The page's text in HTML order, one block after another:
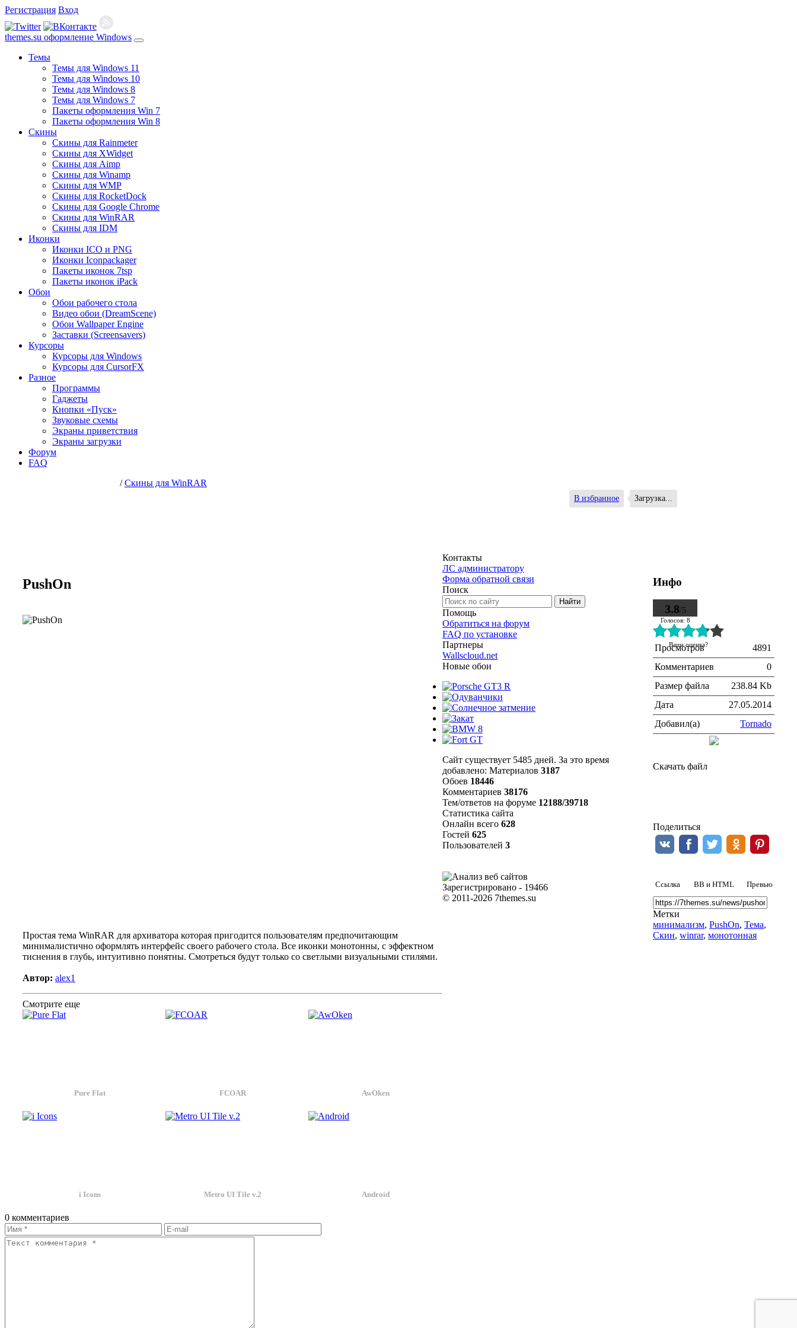
Регистрация Вход
themes.su оформление Windows
Темы
Темы для Windows 11
Темы для Windows 10
Темы для Windows 8
Темы для Windows 7
Пакеты оформления Win 7
Пакеты оформления Win 8
Скины
Скины для Rainmeter
Скины для XWidget
Скины для Aimp
Скины для Winamp
Скины для WMP
Скины для RocketDock
Скины для Google Chrome
Скины для WinRAR
Скины для IDM
Иконки
Иконки ICO и PNG
Иконки Iconpackager
Пакеты иконок 7tsp
Пакеты иконок iPack
Обои
Обои рабочего стола
Видео обои (DreamScene)
Обои Wallpaper Engine
Заставки (Screensavers)
Курсоры
Курсоры для Windows
Курсоры для CursorFX
Разное
Программы
Гаджеты
Кнопки «Пуск»
Звуковые схемы
Экраны приветствия
Экраны загрузки
Форум
FAQ
/Скины для WinRAR
Загрузка...
В избранное
PushOn
Простая тема WinRAR для архиватора которая пригодится пользователям предпочитающим
минималистично оформлять интерфейс своего рабочего стола. Все иконки монотонны, с эффектном
тиснения в глубь, интуитивно понятны. Смотреться будут только со светлыми визуальными стилями.
Автор: alex1
Смотрите еще
Pure Flat FCOAR AwOken
i Icons Metro UI Tile v.2 Android
0 комментариев
Инфо
3.8/5
Голосов: 8
Ваша оценка?
Просмотров
4891
Комментариев
0
Размер файла
238.84 Kb
Дата
27.05.2014
Добавил(а)
Tornado
Как установить
Скачать файл
Поделиться
Ссылка BB и HTML Превью
Метки
минимализм, PushOn, Тема,
Скин, winrar, монотонная
Контакты
ЛС администратору
Форма обратной связи
Поиск
Помощь
Обратиться на форум
FAQ по установке
Партнеры
Wallscloud.net
Новые обои
Сайт существует 5485 дней. За это время
добавлено: Материалов 3187
Обоев 18446
Комментариев 38176
Тем/ответов на форуме 12188/39718
Статистика сайта
Онлайн всего 628
Гостей 625
Пользователей 3
Зарегистрировано - 19466
© 2011-2026 7themes.su